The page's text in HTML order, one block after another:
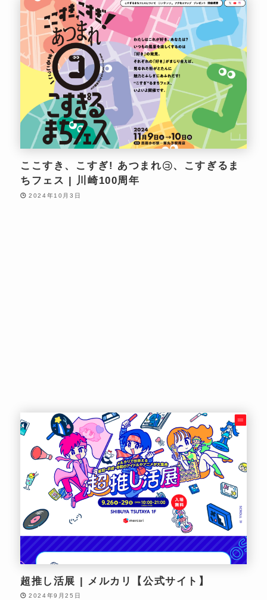
ここすき、こすぎ! あつまれ㋙、こすぎるま
ちフェス | 川崎100周年
2024年10月3日
超推し活展 | メルカリ【公式サイト】
2024年9月25日